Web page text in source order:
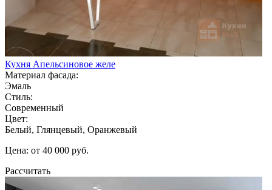
Кухня Апельсиновое желе
Материал фасада:
Эмаль
Стиль:
Современный
Цвет:
Белый, Глянцевый, Оранжевый
Цена: от 40 000 руб.
Рассчитать